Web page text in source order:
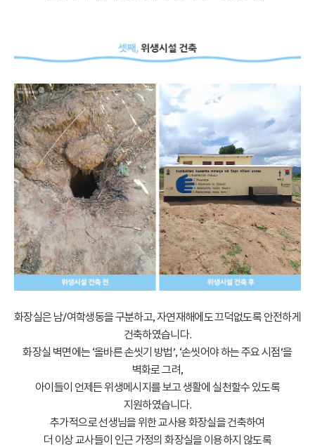
화장실은 남/여학생동을 구분하고, 자연재해에도 끄덕없도록 안전하게
건축하였습니다.
화장실 벽면에는 ‘올바른 손씻기 방법’, ‘손씻어야 하는 주요 시점’을
벽화로 그려,
아이들이 언제든 위생메시지를 보고 생활에 실천할수 있도록
지원하였습니다.
추가적으로 선생님을 위한 교사용 화장실을 건축하여
더 이상 교사들이 인근 가정의 화장실을 이용하지 않도록